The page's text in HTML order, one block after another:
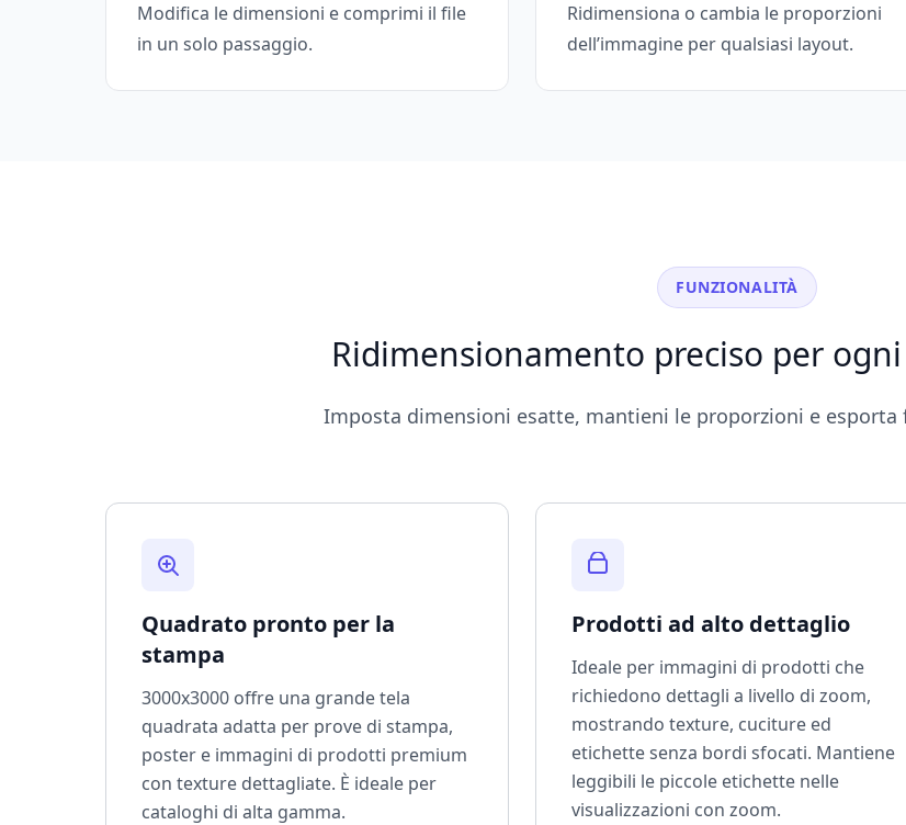
Modifica le dimensioni e comprimi il file
in un solo passaggio.
Ridimensiona o cambia le proporzioni
dell’immagine per qualsiasi layout.
FUNZIONALITÀ
Ridimensionamento preciso per
Imposta dimensioni esatte, mantieni le proporzioni e
Quadrato pronto per la
stampa
3000x3000 offre una grande tela
quadrata adatta per prove di stampa,
poster e immagini di prodotti premium
con texture dettagliate. È ideale per
cataloghi di alta gamma.
Prodotti ad alto dettaglio
Ideale per immagini di prodotti che
richiedono dettagli a livello di zoom,
mostrando texture, cuciture ed
etichette senza bordi sfocati. Mantiene
leggibili le piccole etichette nelle
visualizzazioni con zoom.